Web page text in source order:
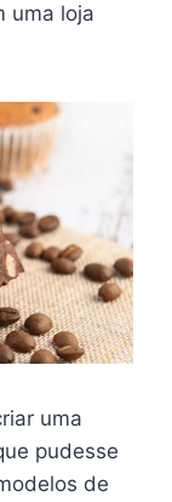
uma loja
uma
pudesse
de